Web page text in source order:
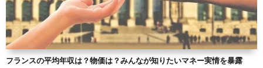
フランスの平均年収は？物価は？みんなが知りたいマネー実情を暴露